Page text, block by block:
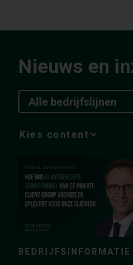
Nieuws en
Alle bedrijfslijnen
Media
BEDRIJFSINFORMATIE